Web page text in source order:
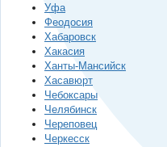
Уфа
Феодосия
Хабаровск
Хакасия
Ханты-Мансийск
Хасавюрт
Чебоксары
Челябинск
Череповец
Черкесск